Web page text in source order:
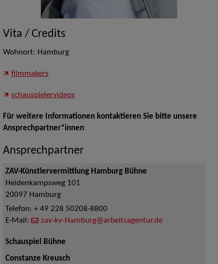
Vita / Credits
Wohnort: Hamburg
filmmakers
schauspielervideos
Für weitere Informationen kontaktieren Sie bitte unsere
Ansprechpartner*innen
Ansprechpartner
ZAV-Künstlervermittlung Hamburg Bühne
Heidenkampsweg 101
20097 Hamburg
Telefon: + 49 228 50208-8800
E-Mail:
zav-kv-Hamburg@arbeitsagentur.de
Schauspiel Bühne
Constanze Kreusch